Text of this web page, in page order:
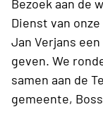
Bezoek aan de
Dienst van
Jan Verjans
geven. We
samen aan de
gemeente,